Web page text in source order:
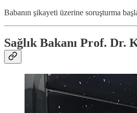
Babanın şikayeti üzerine soruşturma
Sağlık Bakanı Prof. Dr.